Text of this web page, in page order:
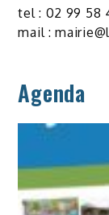
tel : 02 99 58
mail :
Agenda